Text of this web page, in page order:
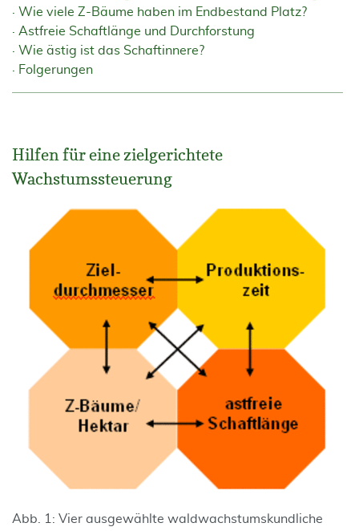
Wie viele Z-Bäume haben im Endbestand Platz?
Astfreie Schaftlänge und Durchforstung
Wie ästig ist das Schaftinnere?
Folgerungen
Hilfen für eine zielgerichtete
Wachstumssteuerung
Abb. 1: Vier ausgewählte waldwachstumskundliche